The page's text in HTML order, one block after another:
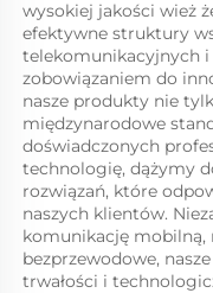
wysokiej jakości wież
efektywne struktury
telekomunikacyjnych i
zobowiązaniem do
nasze produkty nie
międzynarodowe
doświadczonych
technologię, dążymy
rozwiązań, które
naszych klientów.
komunikację mobilną,
bezprzewodowe,
trwałości i